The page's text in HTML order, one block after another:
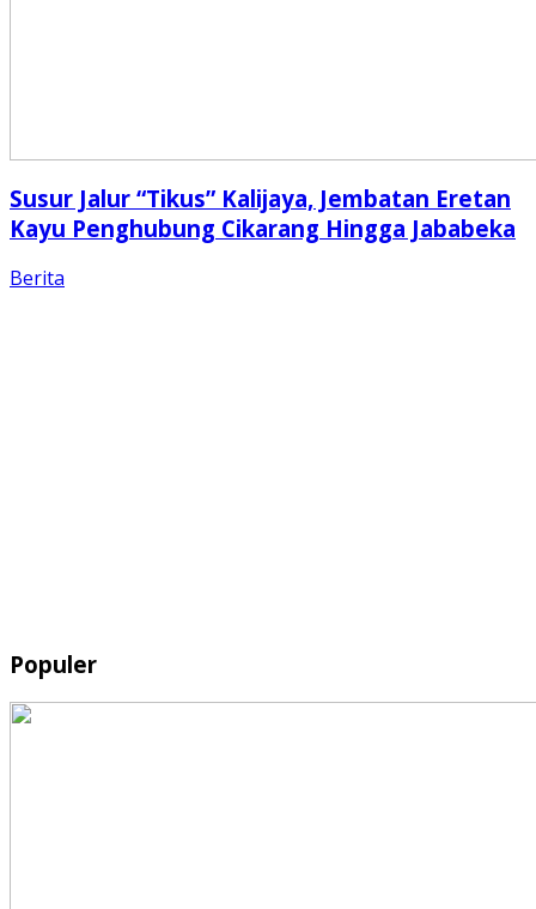
Susur Jalur “Tikus” Kalijaya, Jembatan Eretan
Kayu Penghubung Cikarang Hingga Jababeka
Berita
Populer